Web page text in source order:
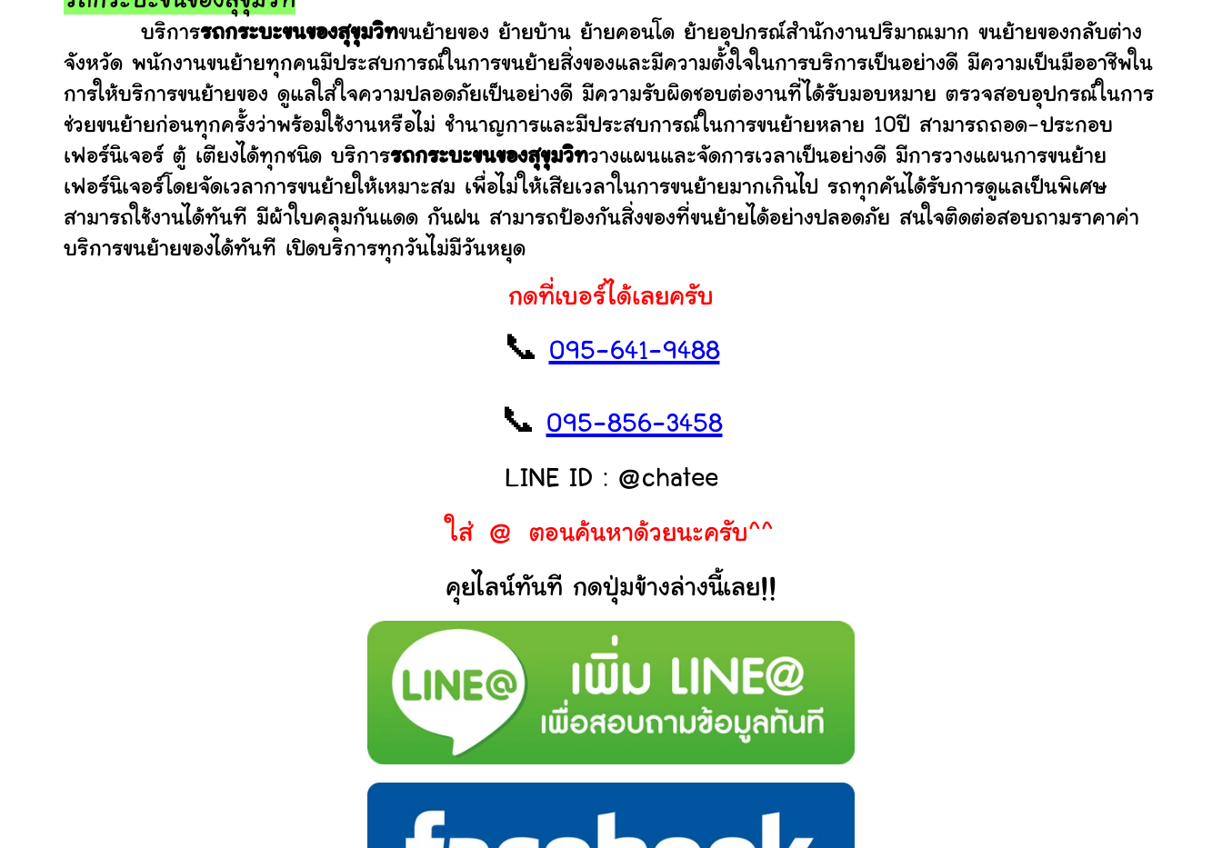
บริการรถกระบะขนของสุขุมวิทขนย้ายของ ย้ายบ้าน ย้ายคอนโด ย้ายอุปกรณ์สำนักงานปริมาณมาก ขนย้ายของกลับต่าง
จังหวัด พนักงานขนย้ายทุกคนมีประสบการณ์ในการขนย้ายสิ่งของและมีความตั้งใจในการบริการเป็นอย่างดี มีความเป็นมืออาชีพใน
การให้บริการขนย้ายของ ดูแลใส่ใจความปลอดภัยเป็นอย่างดี มีความรับผิดชอบต่องานที่ได้รับมอบหมาย ตรวจสอบอุปกรณ์ในการ
ช่วยขนย้ายก่อนทุกครั้งว่าพร้อมใช้งานหรือไม่ ชำนาญการและมีประสบการณ์ในการขนย้ายหลาย 10ปี สามารถถอด-ประกอบ
เฟอร์นิเจอร์ ตู้ เตียงได้ทุกชนิด บริการรถกระบะขนของสุขุมวิทวางแผนและจัดการเวลาเป็นอย่างดี มีการวางแผนการขนย้าย
เฟอร์นิเจอร์โดยจัดเวลาการขนย้ายให้เหมาะสม เพื่อไม่ให้เสียเวลาในการขนย้ายมากเกินไป รถทุกคันได้รับการดูแลเป็นพิเศษ
สามารถใช้งานได้ทันที มีผ้าใบคลุมกันแดด กันฝน สามารถป้องกันสิ่งของที่ขนย้ายได้อย่างปลอดภัย สนใจติดต่อสอบถามราคาค่า
บริการขนย้ายของได้ทันที เปิดบริการทุกวันไม่มีวันหยุด
กดที่เบอร์ได้เลยครับ
📞 095-641-9488
📞 095-856-3458
LINE ID : @chatee
ใส่ @ ตอนค้นหาด้วยนะครับ^^
คุยไลน์ทันที กดปุ่มข้างล่างนี้เลย!!